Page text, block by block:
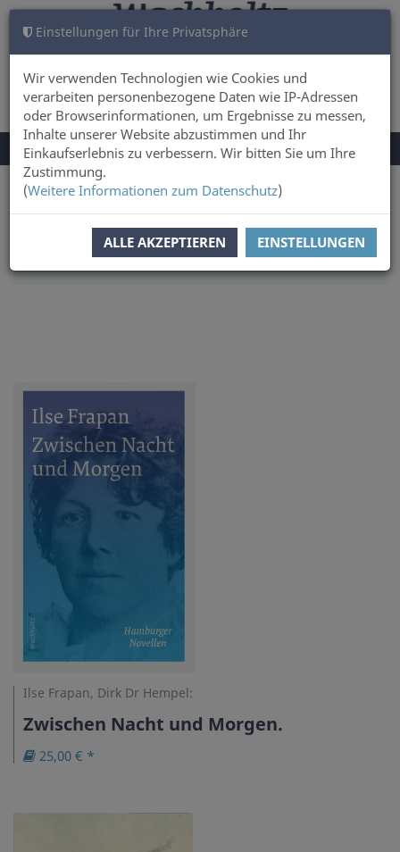
Einstellungen für Ihre Privatsphäre
Wir verwenden Technologien wie Cookies und
verarbeiten personenbezogene Daten wie IP-Adressen
oder Browserinformationen, um Ergebnisse zu messen,
Inhalte unserer Website abzustimmen und Ihr
Einkaufserlebnis zu verbessern. Wir bitten Sie um Ihre
Zustimmung.
(Weitere Informationen zum Datenschutz)
ALLE AKZEPTIEREN EINSTELLUNGEN
ANMELDEN WARENKORB 0
NAVIGATION
UMSCHALTEN
Menü
Sie sind hier:
SORTIERUNG:
TITEL
Ilse Frapan, Dirk Dr Hempel:
Zwischen Nacht und Morgen.
25,00 € *